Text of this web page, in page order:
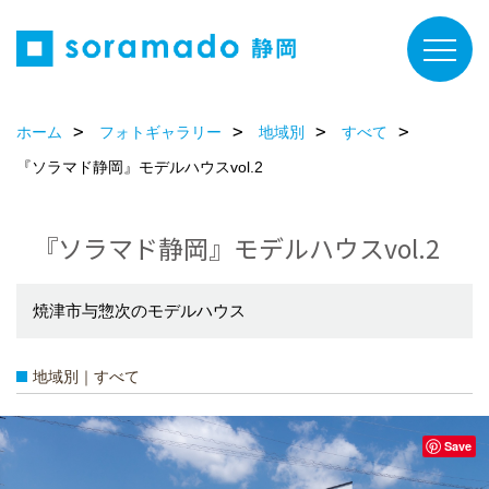
ホーム フォトギャラリー 地域別
すべて
『ソラマド静岡』モデルハウスvol.2
『ソラマド静岡』モデルハウスvol.2
焼津市与惣次のモデルハウス
地域別｜すべて
Save